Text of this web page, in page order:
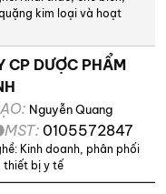
kim loại và hoạt
CP DƯỢC PHẨM
Nguyễn Quang
MST: 0105572847
Kinh doanh, phân phối
thiết bị y tế